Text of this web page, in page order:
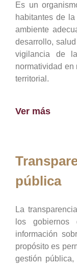
Es un
habitantes de
ambiente
desarrollo,
vigilancia de
normatividad en
territorial.
Ver más
pública
La
los
información
propósito es
gestión